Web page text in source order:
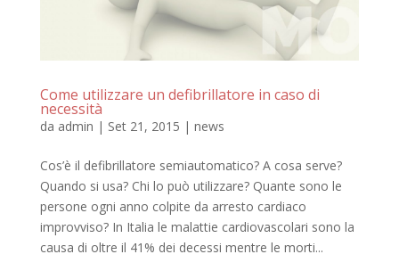
Come utilizzare un defibrillatore in caso di
necessità
da admin | Set 21, 2015 | news
Cos’è il defibrillatore semiautomatico? A cosa serve?
Quando si usa? Chi lo può utilizzare? Quante sono le
persone ogni anno colpite da arresto cardiaco
improvviso? In Italia le malattie cardiovascolari sono la
causa di oltre il 41% dei decessi mentre le morti...